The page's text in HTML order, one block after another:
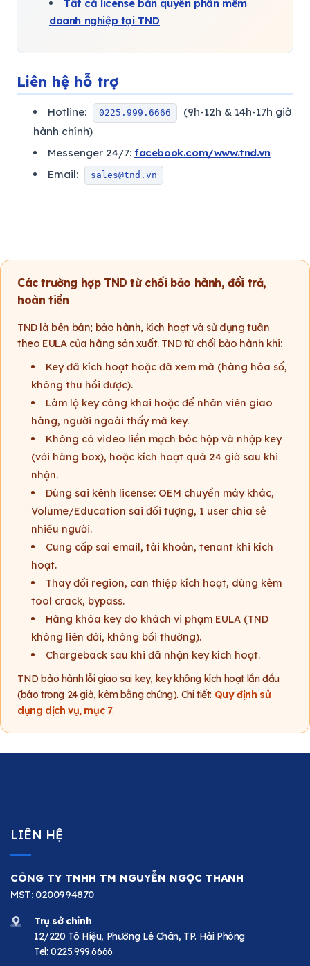
Tất cả license bản quyền phần mềm
doanh nghiệp tại TND
Liên hệ hỗ trợ
Hotline: 0225.999.6666
(9h-12h & 14h-17h giờ
hành chính)
Messenger 24/7: facebook.com/www.tnd.vn
Email:
sales@tnd.vn
Các trường hợp TND từ chối bảo hành, đổi trả,
hoàn tiền
TND là bên bán; bảo hành, kích hoạt và sử dụng tuân
theo EULA của hãng sản xuất. TND từ chối bảo hành khi:
Key đã kích hoạt hoặc đã xem mã (hàng hóa số,
không thu hồi được).
Làm lộ key công khai hoặc để nhân viên giao
hàng, người ngoài thấy mã key.
Không có video liền mạch bóc hộp và nhập key
(với hàng box), hoặc kích hoạt quá 24 giờ sau khi
nhận.
Dùng sai kênh license: OEM chuyển máy khác,
Volume/Education sai đối tượng, 1 user chia sẻ
nhiều người.
Cung cấp sai email, tài khoản, tenant khi kích
hoạt.
Thay đổi region, can thiệp kích hoạt, dùng kèm
tool crack, bypass.
Hãng khóa key do khách vi phạm EULA (TND
không liên đới, không bồi thường).
Chargeback sau khi đã nhận key kích hoạt.
TND bảo hành lỗi giao sai key, key không kích hoạt lần đầu
(báo trong 24 giờ, kèm bằng chứng). Chi tiết: Quy định sử
dụng dịch vụ, mục 7.
LIÊN HỆ
CÔNG TY TNHH TM NGUYỄN NGỌC THANH
MST: 0200994870
Trụ sở chính
12/220 Tô Hiệu, Phường Lê Chân, TP. Hải Phòng
Tel: 0225.999.6666